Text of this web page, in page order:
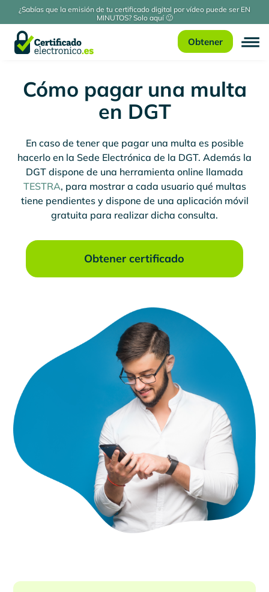
¿Sabías que la emisión de tu certificado digital por vídeo puede ser EN
MINUTOS? Solo aquí 🙂
Obtener
Cómo pagar una multa
en DGT
En caso de tener que pagar una multa es posible
hacerlo en la Sede Electrónica de la DGT. Además la
DGT dispone de una herramienta online llamada
TESTRA, para mostrar a cada usuario qué multas
tiene pendientes y dispone de una aplicación móvil
gratuita para realizar dicha consulta.
Obtener certificado